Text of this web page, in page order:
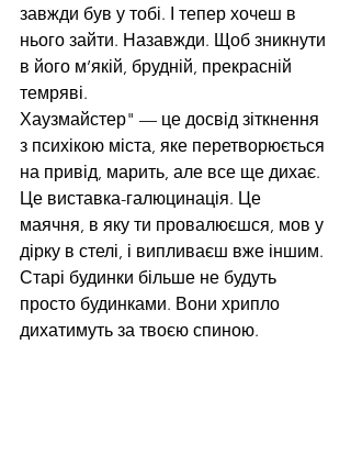
завжди був у тобі. І тепер хочеш в
нього зайти. Назавжди. Щоб зникнути
в його м’якій, брудній, прекрасній
темряві.
Хаузмайстер" — це досвід зіткнення
з психікою міста, яке перетворюється
на привід, марить, але все ще дихає.
Це виставка-галюцинація. Це
маячня, в яку ти провалюєшся, мов у
дірку в стелі, і випливаєш вже іншим.
Старі будинки більше не будуть
просто будинками. Вони хрипло
дихатимуть за твоєю спиною.